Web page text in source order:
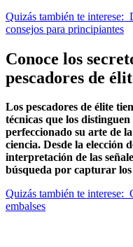
Quizás también te interese:
consejos para principiantes
Conoce los
pescadores de
Los pescadores de élite
técnicas que los
perfeccionado su arte de
ciencia. Desde la elección
interpretación de las
búsqueda por capturar los
Quizás también te interese:
embalses